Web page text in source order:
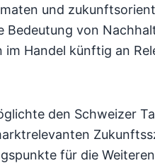
und
Bedeutung von
Handel künftig an
den Schweizer
für die